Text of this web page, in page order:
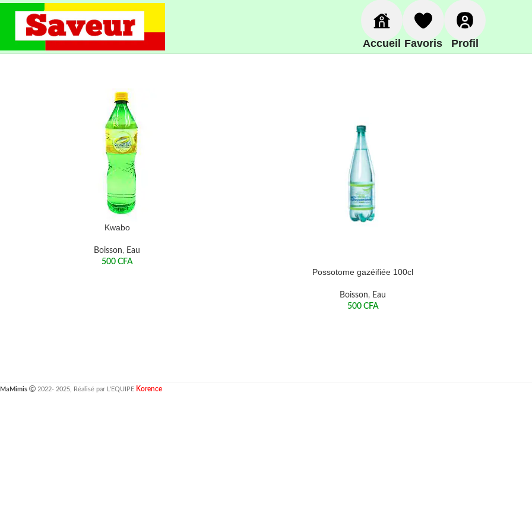
Accueil Favoris Profil
Kwabo
Boisson, Eau
500 CFA
Possotome gazéifiée 100cl
Boisson, Eau
500 CFA
MaMimis 2022- 2025, Réalisé par L'EQUIPE Korence